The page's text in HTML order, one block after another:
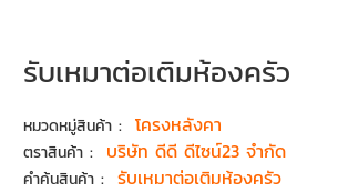
รับเหมาต่อเติมห้องครัว
หมวดหมู่สินค้า : โครงหลังคา
ตราสินค้า : บริษัท ดีดี ดีไซน์23 จำกัด
คำค้นสินค้า : รับเหมาต่อเติมห้องครัว